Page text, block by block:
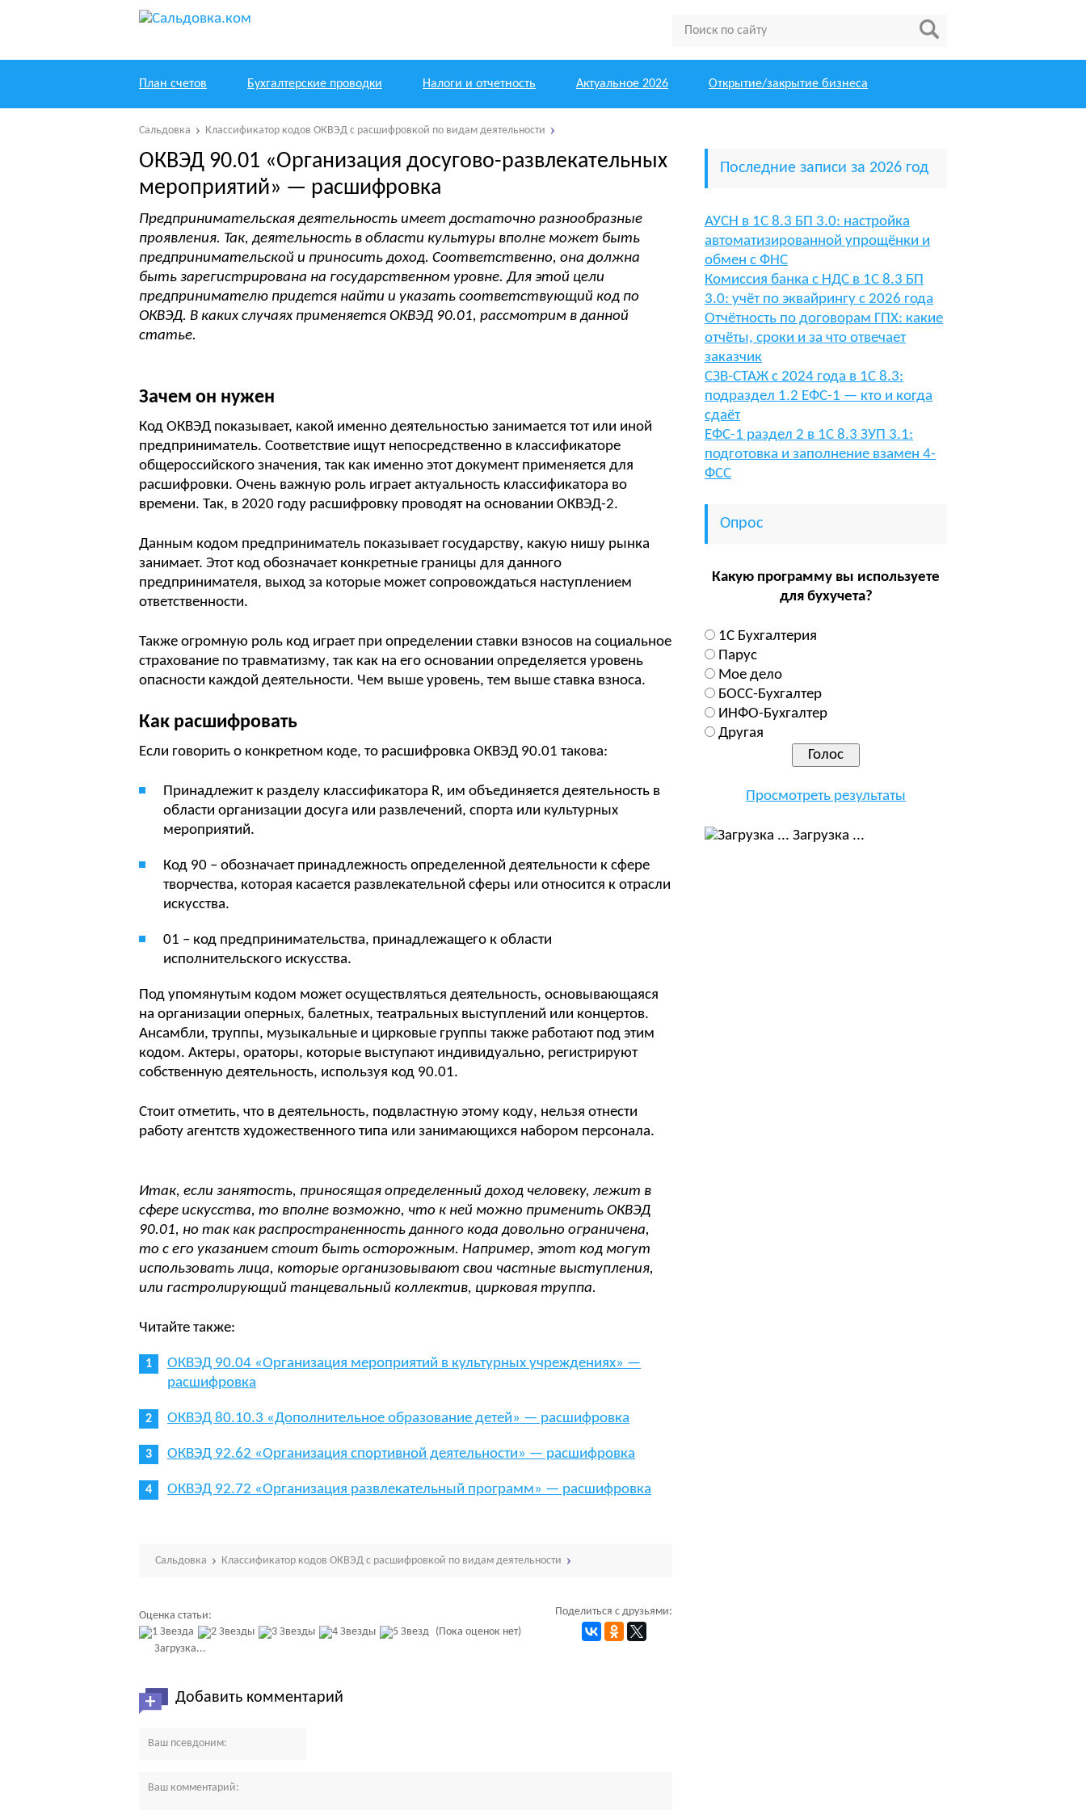
План счетов Бухгалтерские проводки Налоги и отчетность Актуальное 2026 Открытие/закрытие бизнеса
Сальдовка Классификатор кодов ОКВЭД с расшифровкой по видам деятельности
ОКВЭД 90.01 «Организация досугово-развлекательных
мероприятий» — расшифровка
Предпринимательская деятельность имеет достаточно разнообразные
проявления. Так, деятельность в области культуры вполне может быть
предпринимательской и приносить доход. Соответственно, она должна
быть зарегистрирована на государственном уровне. Для этой цели
предпринимателю придется найти и указать соответствующий код по
ОКВЭД. В каких случаях применяется ОКВЭД 90.01, рассмотрим в данной
статье.
Зачем он нужен
Код ОКВЭД показывает, какой именно деятельностью занимается тот или иной
предприниматель. Соответствие ищут непосредственно в классификаторе
общероссийского значения, так как именно этот документ применяется для
расшифровки. Очень важную роль играет актуальность классификатора во
времени. Так, в 2020 году расшифровку проводят на основании ОКВЭД-2.
Данным кодом предприниматель показывает государству, какую нишу рынка
занимает. Этот код обозначает конкретные границы для данного
предпринимателя, выход за которые может сопровождаться наступлением
ответственности.
Также огромную роль код играет при определении ставки взносов на социальное
страхование по травматизму, так как на его основании определяется уровень
опасности каждой деятельности. Чем выше уровень, тем выше ставка взноса.
Как расшифровать
Если говорить о конкретном коде, то расшифровка ОКВЭД 90.01 такова:
Принадлежит к разделу классификатора R, им объединяется деятельность в
области организации досуга или развлечений, спорта или культурных
мероприятий.
Код 90 – обозначает принадлежность определенной деятельности к сфере
творчества, которая касается развлекательной сферы или относится к отрасли
искусства.
01 – код предпринимательства, принадлежащего к области
исполнительского искусства.
Под упомянутым кодом может осуществляться деятельность, основывающаяся
на организации оперных, балетных, театральных выступлений или концертов.
Ансамбли, труппы, музыкальные и цирковые группы также работают под этим
кодом. Актеры, ораторы, которые выступают индивидуально, регистрируют
собственную деятельность, используя код 90.01.
Стоит отметить, что в деятельность, подвластную этому коду, нельзя отнести
работу агентств художественного типа или занимающихся набором персонала.
Итак, если занятость, приносящая определенный доход человеку, лежит в
сфере искусства, то вполне возможно, что к ней можно применить ОКВЭД
90.01, но так как распространенность данного кода довольно ограничена,
то с его указанием стоит быть осторожным. Например, этот код могут
использовать лица, которые организовывают свои частные выступления,
или гастролирующий танцевальный коллектив, цирковая труппа.
Читайте также:
ОКВЭД 90.04 «Организация мероприятий в культурных учреждениях» —
расшифровка
ОКВЭД 80.10.3 «Дополнительное образование детей» — расшифровка
ОКВЭД 92.62 «Организация спортивной деятельности» — расшифровка
ОКВЭД 92.72 «Организация развлекательный программ» — расшифровка
Сальдовка Классификатор кодов ОКВЭД с расшифровкой по видам деятельности
Оценка статьи:
(Пока оценок нет)
Загрузка...
Поделиться с друзьями:
Добавить комментарий
Последние записи за 2026 год
АУСН в 1С 8.3 БП 3.0: настройка
автоматизированной упрощёнки и
обмен с ФНС
Комиссия банка с НДС в 1С 8.3 БП
3.0: учёт по эквайрингу с 2026 года
Отчётность по договорам ГПХ: какие
отчёты, сроки и за что отвечает
заказчик
СЗВ-СТАЖ с 2024 года в 1С 8.3:
подраздел 1.2 ЕФС-1 — кто и когда
сдаёт
ЕФС-1 раздел 2 в 1С 8.3 ЗУП 3.1:
подготовка и заполнение взамен 4-
ФСС
Опрос
Какую программу вы используете
для бухучета?
1С Бухгалтерия
Парус
Мое дело
БОСС-Бухгалтер
ИНФО-Бухгалтер
Другая
Просмотреть результаты
Загрузка ...